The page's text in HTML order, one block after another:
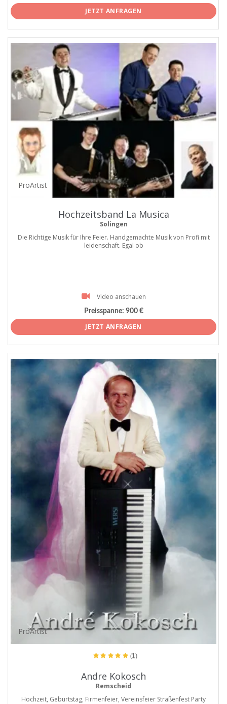
JETZT ANFRAGEN
ProArtist
Hochzeitsband La Musica
Solingen
Die Richtige Musik für Ihre Feier. Handgemachte Musik von Profi mit
leidenschaft. Egal ob
Video anschauen
Preisspanne: 900 €
JETZT ANFRAGEN
ProArtist
(1)
Andre Kokosch
Remscheid
Hochzeit, Geburtstag, Firmenfeier, Vereinsfeier Straßenfest Party